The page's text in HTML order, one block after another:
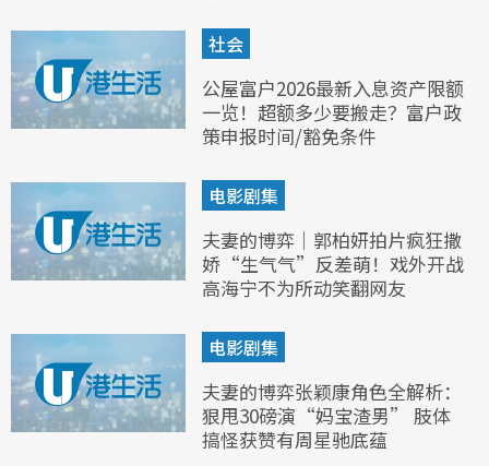
社会
公屋富户2026最新入息资产限额
一览！超额多少要搬走？富户政
策申报时间/豁免条件
电影剧集
夫妻的博弈｜郭柏妍拍片疯狂撒
娇“生气气”反差萌！戏外开战
高海宁不为所动笑翻网友
电影剧集
夫妻的博弈张颖康角色全解析：
狠甩30磅演“妈宝渣男” 肢体
搞怪获赞有周星驰底蕴